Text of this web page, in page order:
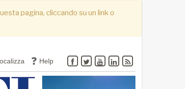
pagina, cliccando su un link o
Help